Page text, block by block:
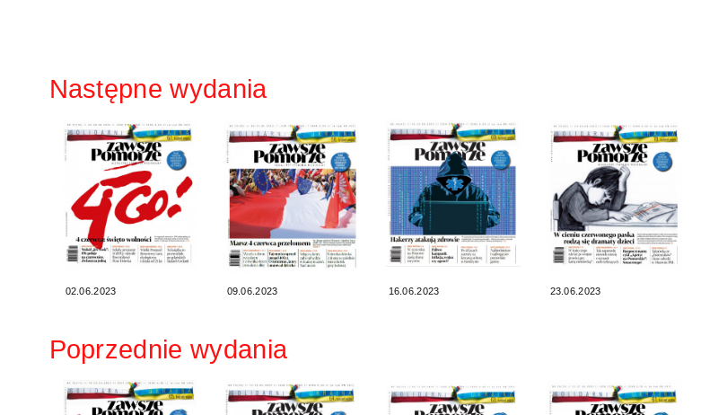
Następne wydania
02.06.2023 09.06.2023 16.06.2023 23.06.2023
Poprzednie wydania